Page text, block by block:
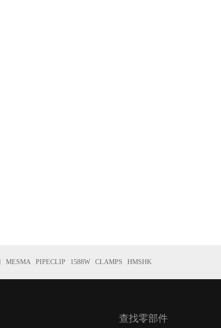
MESMA PIPECLIP 1588W CLAMPS HMSHK
查找零部件